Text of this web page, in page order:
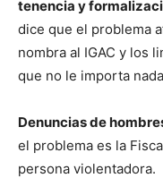
tenencia y
dice que el problema
nombra al IGAC y los
que no le importa
Denuncias de
el problema es la
persona violentadora.